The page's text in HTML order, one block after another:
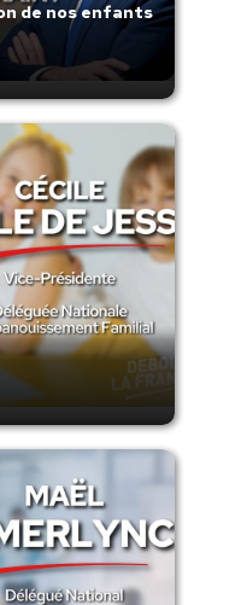
de nos enfants